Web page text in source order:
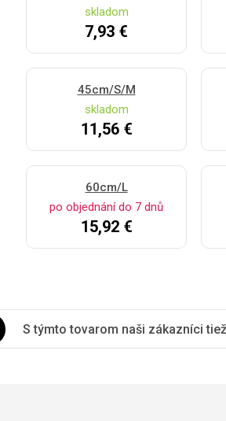
skladom
7,93 €
45cm/S/M
skladom
11,56 €
60cm/L
po objednání do 7 dnů
15,92 €
S týmto tovarom naši zákazníci